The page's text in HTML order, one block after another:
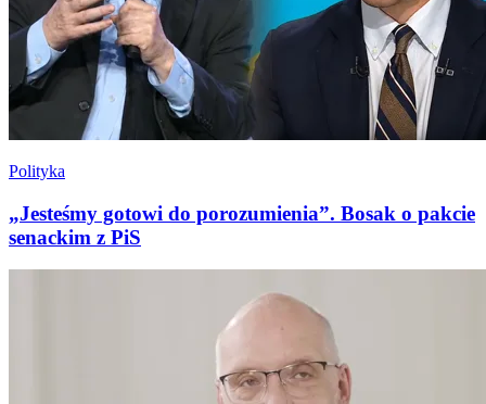
Polityka
„Jesteśmy gotowi do porozumienia”. Bosak o pakcie
senackim z PiS